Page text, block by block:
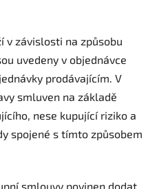
v závislosti na způsobu
uvedeny v objednávce
prodávajícím. V
smluven na základě
nese kupující riziko a
spojené s tímto způsobem
smlouvy povinen dodat